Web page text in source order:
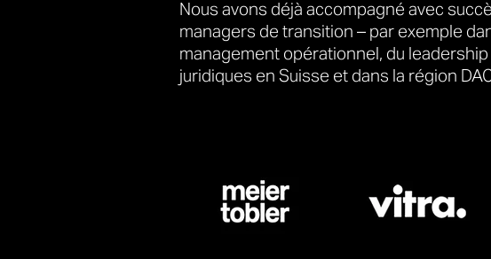
Nous avons déjà accompagné avec
managers de transition – par exemple
management opérationnel, du
juridiques en Suisse et dans la région